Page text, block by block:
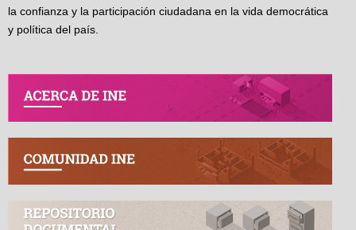
la confianza y la participación ciudadana en la vida democrática
y política del país.